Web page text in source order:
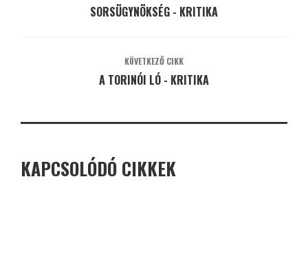
SORSÜGYNÖKSÉG - KRITIKA
KÖVETKEZŐ CIKK
A TORINÓI LÓ - KRITIKA
KAPCSOLÓDÓ CIKKEK